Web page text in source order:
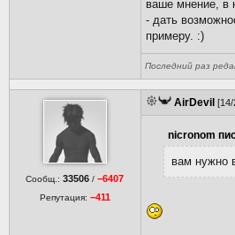
ваше мнение, в
- дать
примеру. :)
Последний раз
Сообщ.:33506 /−6407
Репутация: −411
AirDevil [14/
nicronom
вам нужно